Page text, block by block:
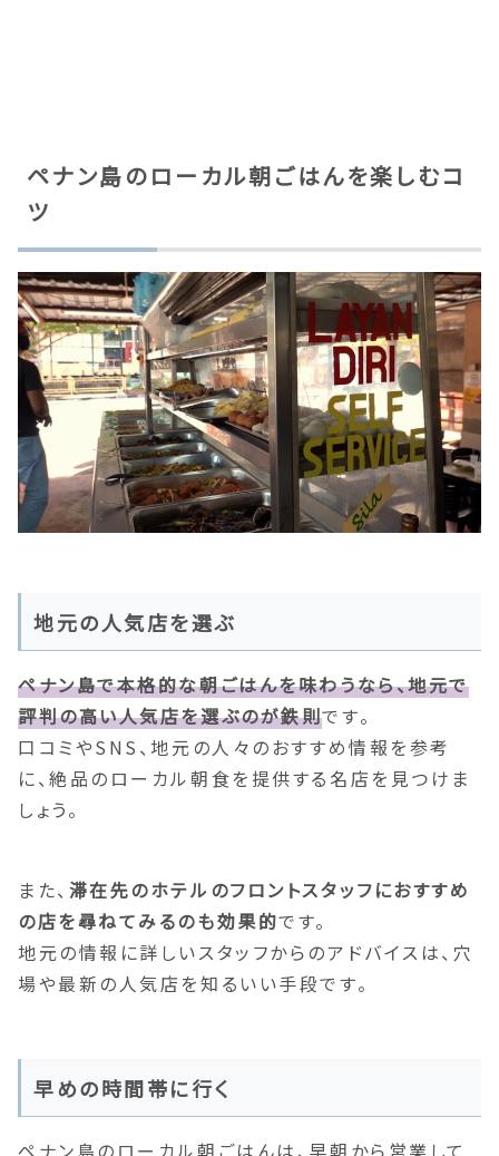
ペナン島のローカル朝ごはんを楽しむコ
ツ
地元の人気店を選ぶ
ペナン島で本格的な朝ごはんを味わうなら、地元で
評判の高い人気店を選ぶのが鉄則です。
口コミやSNS、地元の人々のおすすめ情報を参考
に、絶品のローカル朝食を提供する名店を見つけま
しょう。
また、 滞在先のホテルのフロントスタッフにおすすめ
の店を尋ねてみるのも効果的です。
地元の情報に詳しいスタッフからのアドバイスは、穴
場や最新の人気店を知るいい手段です。
早めの時間帯に行く